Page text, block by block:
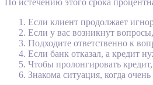
Если клиент продолжает
Если у вас возникнут
Подходите ответственно к
Если банк отказал, а кредит
Чтобы пролонгировать
Знакома ситуация, когда